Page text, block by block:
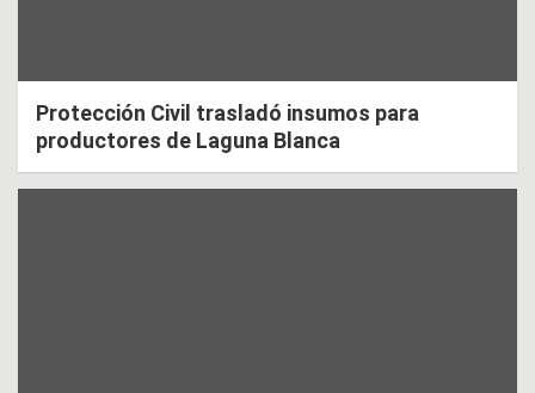
Protección Civil trasladó insumos para
productores de Laguna Blanca